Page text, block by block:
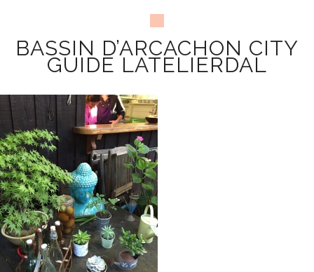
BASSIN D’ARCACHON CITY
GUIDE LATELIERDAL